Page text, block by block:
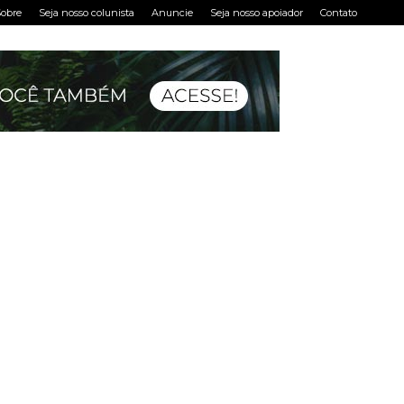
Seja nosso colunista Anuncie Seja nosso apoiador Contato